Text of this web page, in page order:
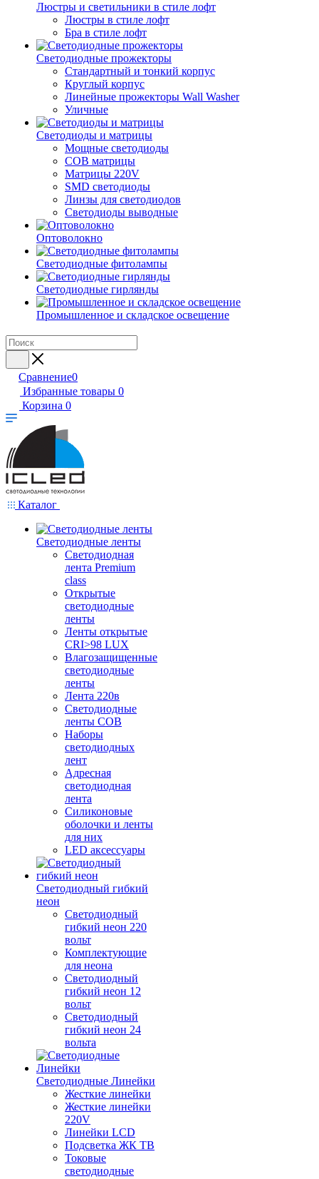
Люстры и светильники в стиле лофт
Люстры в стиле лофт
Бра в стиле лофт
Светодиодные прожекторы
Стандартный и тонкий корпус
Круглый корпус
Линейные прожекторы Wall Washer
Уличные
Светодиоды и матрицы
Мощные светодиоды
COB матрицы
Матрицы 220V
SMD светодиоды
Линзы для светодиодов
Светодиоды выводные
Оптоволокно
Светодиодные фитолампы
Светодиодные гирлянды
Промышленное и складское освещение
Сравнение0
Избранные товары 0
Корзина 0
Каталог
Светодиодные ленты
Светодиодная
лента Premium
class
Открытые
светодиодные
ленты
Ленты открытые
CRI>98 LUX
Влагозащищенные
светодиодные
ленты
Лента 220в
Светодиодные
ленты COB
Наборы
светодиодных
лент
Адресная
светодиодная
лента
Силиконовые
оболочки и ленты
для них
LED аксессуары
Светодиодный гибкий
неон
Светодиодный
гибкий неон 220
вольт
Комплектующие
для неона
Светодиодный
гибкий неон 12
вольт
Светодиодный
гибкий неон 24
вольта
Светодиодные Линейки
Жесткие линейки
Жесткие линейки
220V
Линейки LCD
Подсветка ЖК ТВ
Токовые
светодиодные